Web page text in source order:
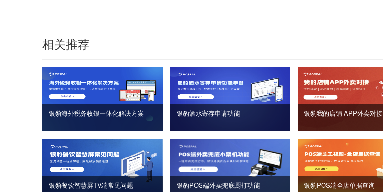
相关推荐
银豹海外税务收银一体化解决方案 银豹酒水寄存申请功能 银豹我的店铺 APP外卖对接
银豹餐饮智慧屏TV端常见问题 银豹POS端外卖兜底厨打功能 银豹POS端全店单据查询